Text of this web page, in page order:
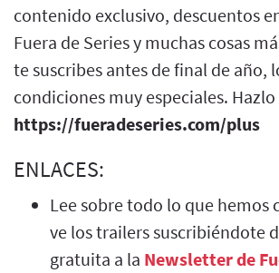
contenido exclusivo, descuentos
Fuera de Series y muchas cosas
te suscribes antes de final de año,
condiciones muy especiales. Hazlo
https://fueradeseries.com/plus
ENLACES:
Lee sobre todo lo que hemos
ve los trailers suscribiéndote
gratuita a la Newsletter de